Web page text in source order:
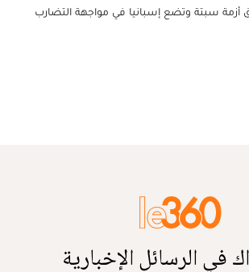
أزمة سبتة وتضع إسبانيا في مواجهة التضارب
في الرسائل الإخبارية